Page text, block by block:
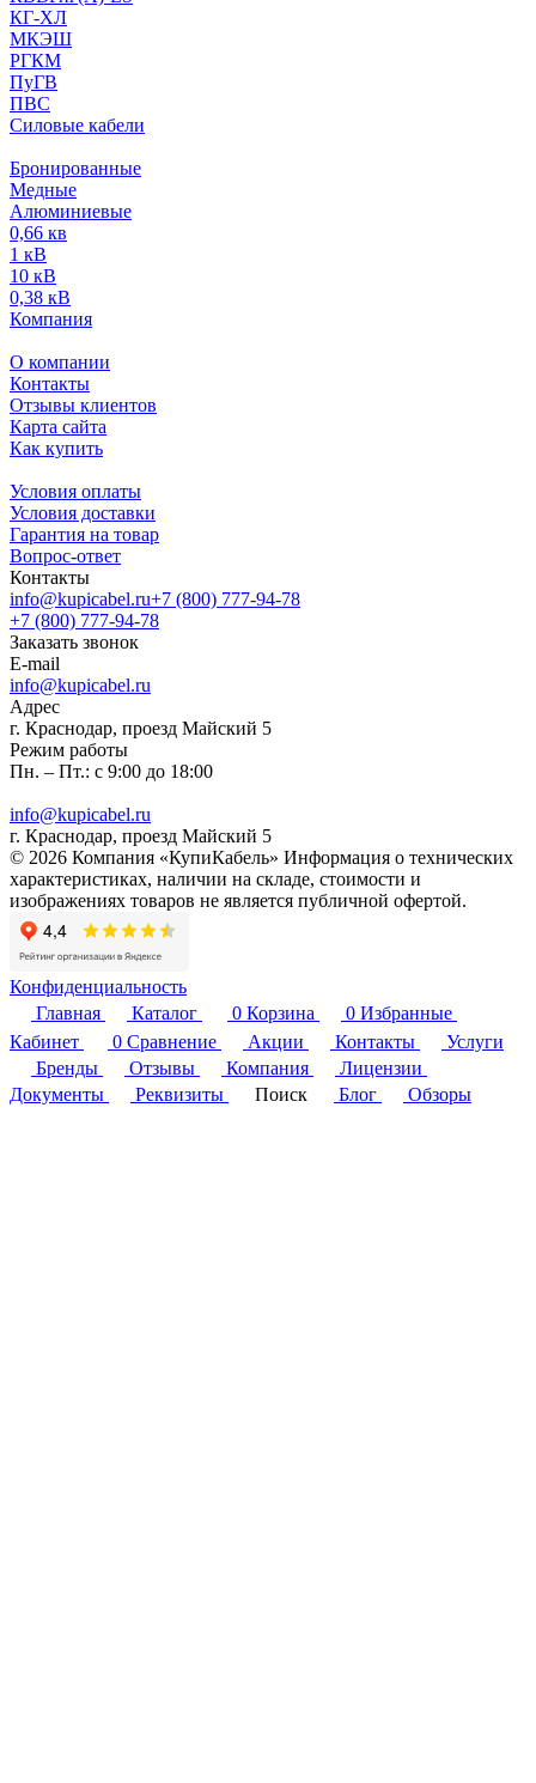
КГ-ХЛ
МКЭШ
РГКМ
ПуГВ
ПВС
Силовые кабели
Бронированные
Медные
Алюминиевые
0,66 кв
1 кВ
10 кВ
0,38 кВ
Компания
О компании
Контакты
Отзывы клиентов
Карта сайта
Как купить
Условия оплаты
Условия доставки
Гарантия на товар
Вопрос-ответ
Контакты
info@kupicabel.ru+7 (800) 777-94-78
+7 (800) 777-94-78
Заказать звонок
E-mail
info@kupicabel.ru
Адрес
г. Краснодар, проезд Майский 5
Режим работы
Пн. – Пт.: с 9:00 до 18:00
info@kupicabel.ru
г. Краснодар, проезд Майский 5
© 2026 Компания «КупиКабель» Информация о технических
характеристиках, наличии на складе, стоимости и
изображениях товаров не является публичной офертой.
Конфиденциальность
Главная
Каталог 0 Корзина 0 Избранные
Кабинет
0 Сравнение Акции Контакты
Услуги
Бренды
Отзывы Компания
Лицензии
Документы
Реквизиты Поиск Блог Обзоры